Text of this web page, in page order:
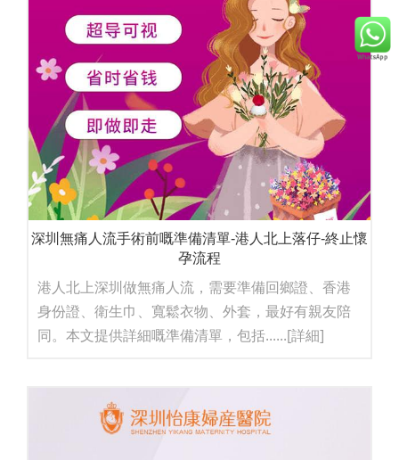
深圳無痛人流手術前嘅準備清單-港人北上落仔-終止懷
孕流程
港人北上深圳做無痛人流，需要準備回鄉證、香港
身份證、衛生巾、寬鬆衣物、外套，最好有親友陪
同。本文提供詳細嘅準備清單，包括......[詳細]